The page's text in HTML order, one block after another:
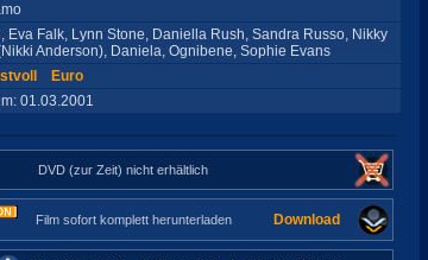
Eva Falk, Lynn Stone, Daniella Rush, Sandra Russo, Nikky
Anderson), Daniela, Ognibene, Sophie Evans
Euro
01.03.2001
DVD (zur Zeit) nicht erhältlich
Film sofort komplett herunterladen Download